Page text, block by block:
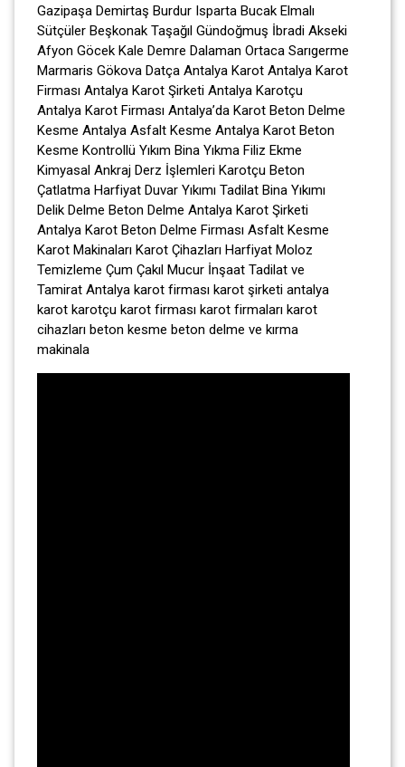
Gazipaşa Demirtaş Burdur Isparta Bucak Elmalı
Sütçüler Beşkonak Taşağıl Gündoğmuş İbradi Akseki
Afyon Göcek Kale Demre Dalaman Ortaca Sarıgerme
Marmaris Gökova Datça Antalya Karot Antalya Karot
Firması Antalya Karot Şirketi Antalya Karotçu
Antalya Karot Firması Antalya’da Karot Beton Delme
Kesme Antalya Asfalt Kesme Antalya Karot Beton
Kesme Kontrollü Yıkım Bina Yıkma Filiz Ekme
Kimyasal Ankraj Derz İşlemleri Karotçu Beton
Çatlatma Harfiyat Duvar Yıkımı Tadilat Bina Yıkımı
Delik Delme Beton Delme Antalya Karot Şirketi
Antalya Karot Beton Delme Firması Asfalt Kesme
Karot Makinaları Karot Çihazları Harfiyat Moloz
Temizleme Çum Çakıl Mucur İnşaat Tadilat ve
Tamirat Antalya karot firması karot şirketi antalya
karot karotçu karot firması karot firmaları karot
cihazları beton kesme beton delme ve kırma
makinala